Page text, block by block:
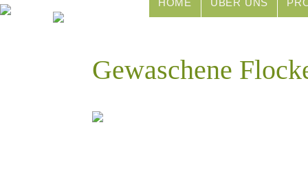
HOME ÜBER UNS
Gewaschene